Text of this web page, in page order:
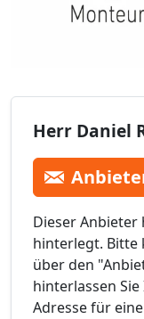
Herr Daniel
Dieser
hinterlegt. Bitte
über den
hinterlassen
Adresse für